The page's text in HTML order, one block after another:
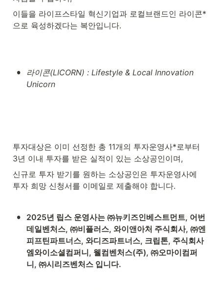
이들을 라이프스타일 혁신기업과 로컬브랜드인 라이콘*
으로 육성하겠다는 복안입니다.
•
라이콘(LICORN) : Lifestyle & Local Innovation
Unicorn
투자대상은 이미 선정한 총 11개의 투자운영사*로부터
3년 이내 투자를 받은 실적이 있는 소상공인이며,
신규로 투자 받기를 원하는 소상공인은 투자운영사에
투자 희망 신청서를 이메일로 제출해야 합니다.
•
2025년 립스 운영사는 ㈜뉴키즈인베스트먼트, 어번
데일벤처스, ㈜비플러스, 와이앤아처 주식회사, ㈜엔
피프틴파트너스, 와디즈파트너스, 크립톤, 주식회사
엠와이소셜컴퍼니, 웰컴벤처스(주), ㈜오마이컴퍼
니, ㈜시리즈벤처스 입니다.